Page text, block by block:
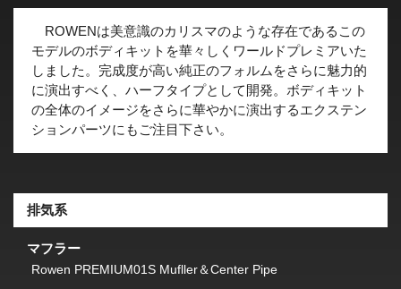
ROWENは美意識のカリスマのような存在であるこの
モデルのボディキットを華々しくワールドプレミアいた
しました。完成度が高い純正のフォルムをさらに魅力的
に演出すべく、ハーフタイプとして開発。ボディキット
の全体のイメージをさらに華やかに演出するエクステン
ションパーツにもご注目下さい。
排気系
マフラー
Rowen PREMIUM01S Mufller＆Center Pipe